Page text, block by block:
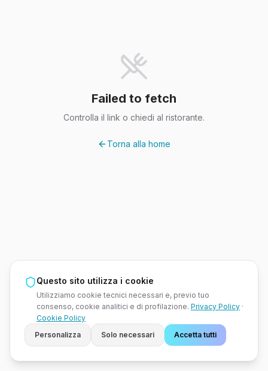
Failed to fetch
Controlla il link o chiedi al ristorante.
Torna alla home
Questo sito utilizza i cookie
Utilizziamo cookie tecnici necessari e, previo tuo
consenso, cookie analitici e di profilazione. Privacy Policy ·
Cookie Policy
Personalizza
Solo necessari Accetta tutti